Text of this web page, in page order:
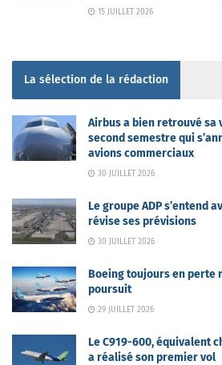
15 JUILLET 2026
La sélection de la rédaction
Airbus a bien retrouvé sa
second semestre qui
avions commerciaux
30 JUILLET 2026
Le groupe ADP s’entend
révise ses prévisions
30 JUILLET 2026
Boeing toujours en perte
poursuit
29 JUILLET 2026
Le C919-600, équivalent
a réalisé son premier vol